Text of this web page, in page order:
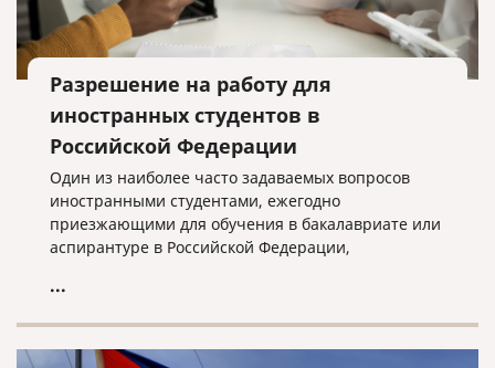
Разрешение на работу для
иностранных студентов в
Российской Федерации
Один из наиболее часто задаваемых вопросов
иностранными студентами, ежегодно
приезжающими для обучения в бакалавриате или
аспирантуре в Российской Федерации,
легально трудоустроиться, не создавая при этом
...